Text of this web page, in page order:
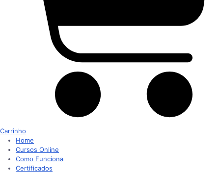
Carrinho
Home
Cursos Online
Como Funciona
Certificados